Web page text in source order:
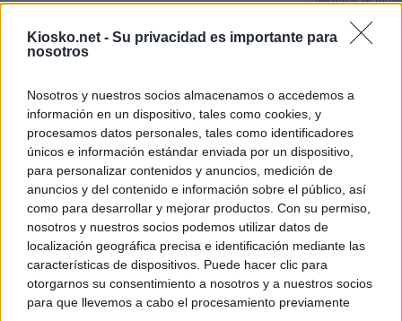
Kiosko.net - Su privacidad es importante para
nosotros
Nosotros y nuestros socios almacenamos o accedemos a
información en un dispositivo, tales como cookies, y
procesamos datos personales, tales como identificadores
únicos e información estándar enviada por un dispositivo,
para personalizar contenidos y anuncios, medición de
anuncios y del contenido e información sobre el público, así
como para desarrollar y mejorar productos. Con su permiso,
nosotros y nuestros socios podemos utilizar datos de
localización geográfica precisa e identificación mediante las
características de dispositivos. Puede hacer clic para
otorgarnos su consentimiento a nosotros y a nuestros socios
para que llevemos a cabo el procesamiento previamente
Rutas,
a Ceuta desde
© Kiosko.net Aviso Legal Privacidad y Cookies